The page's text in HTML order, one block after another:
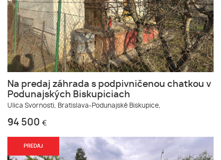
Na predaj záhrada s podpivničenou chatkou v
Podunajských Biskupiciach
Ulica Svornosti, Bratislava-Podunajské Biskupice,
94 500 €
PREDAJ